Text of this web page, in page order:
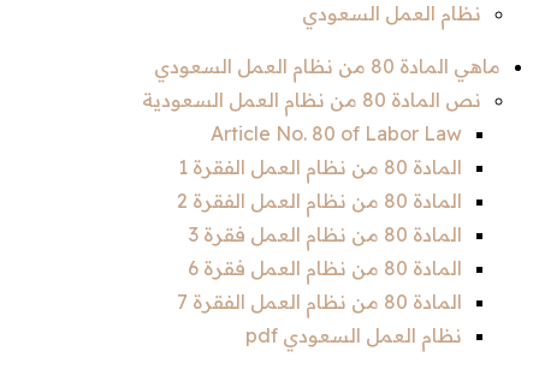
نظام العمل السعودي
ماهي المادة 80 من نظام العمل السعودي
نص المادة 80 من نظام العمل السعودية
Article No. 80 of Labor Law
المادة 80 من نظام العمل الفقرة 1
المادة 80 من نظام العمل الفقرة 2
المادة 80 من نظام العمل فقرة 3
المادة 80 من نظام العمل فقرة 6
المادة 80 من نظام العمل الفقرة 7
نظام العمل السعودي pdf